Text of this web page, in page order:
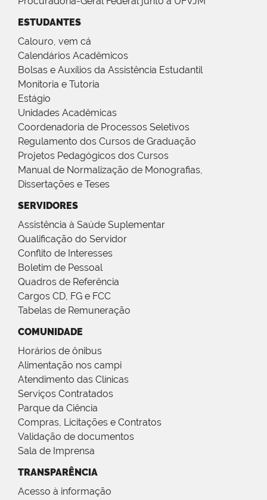
ESTUDANTES
Calouro, vem cá
Calendários Acadêmicos
Bolsas e Auxílios da Assistência Estudantil
Monitoria e Tutoria
Estágio
Unidades Acadêmicas
Coordenadoria de Processos Seletivos
Regulamento dos Cursos de Graduação
Projetos Pedagógicos dos Cursos
Manual de Normalização de Monografias,
Dissertações e Teses
SERVIDORES
Assistência à Saúde Suplementar
Qualificação do Servidor
Conflito de Interesses
Boletim de Pessoal
Quadros de Referência
Cargos CD, FG e FCC
Tabelas de Remuneração
COMUNIDADE
Horários de ônibus
Alimentação nos campi
Atendimento das Clínicas
Serviços Contratados
Parque da Ciência
Compras, Licitações e Contratos
Validação de documentos
Sala de Imprensa
TRANSPARÊNCIA
Acesso à informação